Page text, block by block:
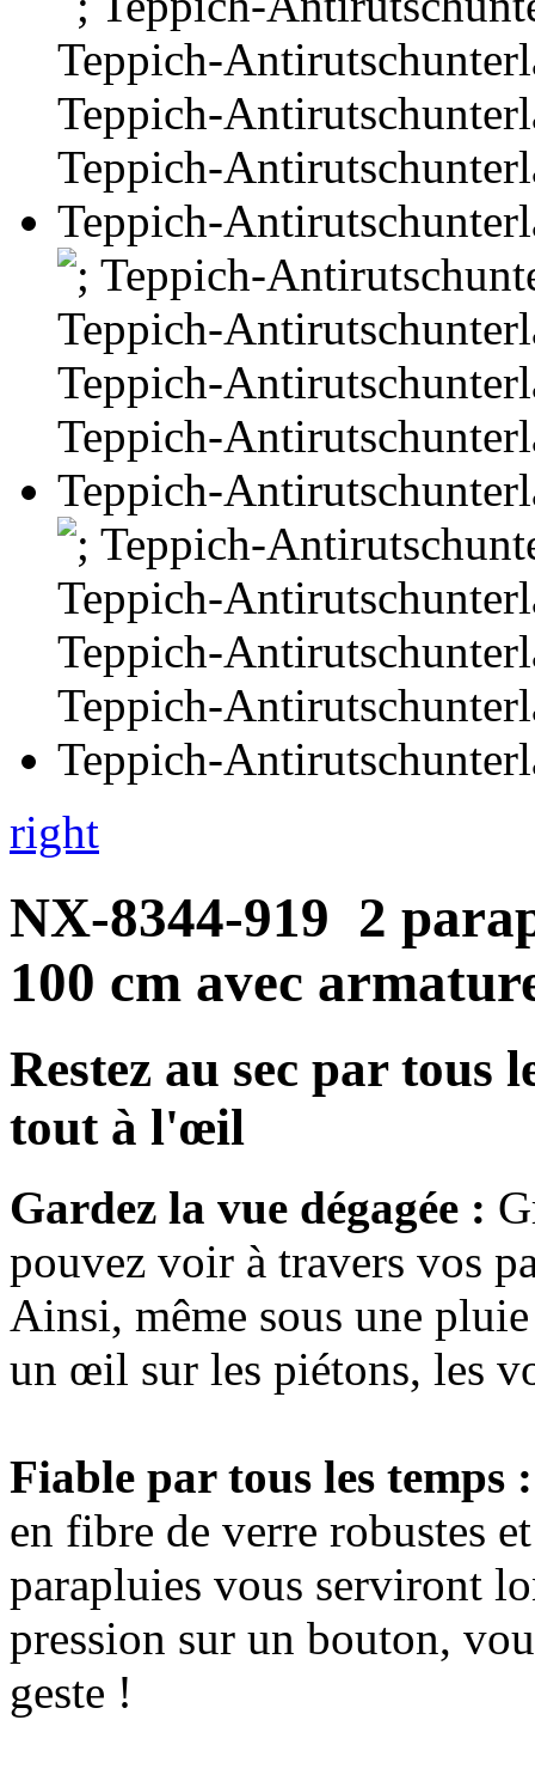
right
NX-8344-919 2
100 cm avec
Restez au sec par tous
tout à l'œil
Gardez la vue dégagée :
pouvez voir à travers vos
Ainsi, même sous une
un œil sur les piétons, les
Fiable par tous les temps :
en fibre de verre robustes
parapluies vous serviront
pression sur un bouton,
geste !